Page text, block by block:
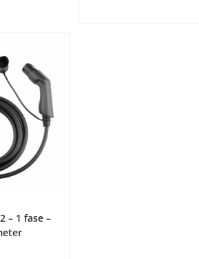
– 1 fase –